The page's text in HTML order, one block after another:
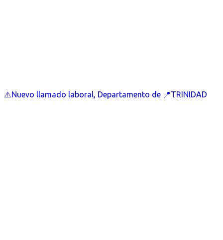
⚠️Nuevo llamado laboral, Departamento de 📍TRINIDAD